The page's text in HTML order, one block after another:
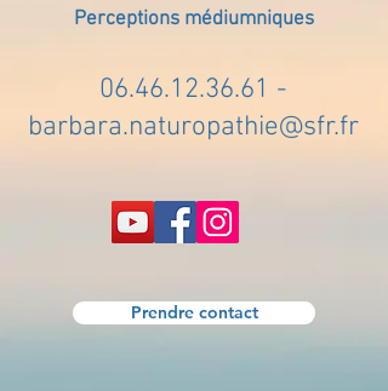
Perceptions médiumniques
06.46.12.36.61 -
barbara.naturopathie@sfr.fr
Prendre contact